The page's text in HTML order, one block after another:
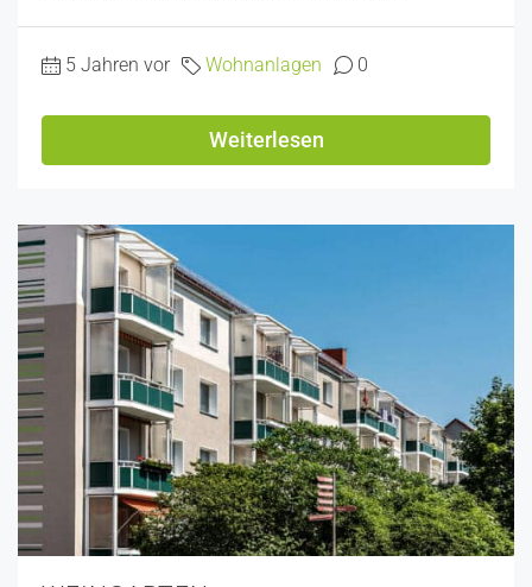
5 Jahren vor Wohnanlagen 0
Weiterlesen